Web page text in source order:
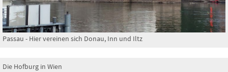
Passau - Hier vereinen sich Donau, Inn und Iltz
Die Hofburg in Wien